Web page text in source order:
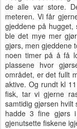
de alle var store.
meteren. Vi får
gjeddene på hugget,
ble det mye mer
gjørs, men gjeddene
noen timer på å få
plassene hvor
området, er det fullt
aktive. Og rundt kl
fisk, tar vi gjerne
samtidig gjørsen hvilt
hadde 3 fine gjørs
gjenutsette fiskene